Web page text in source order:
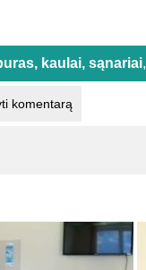
kaulai, sąnariai,
komentarą